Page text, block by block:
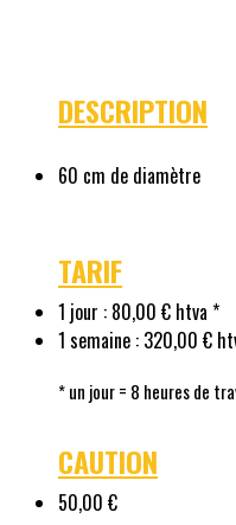
DESCRIPTION
60 cm de diamètre
TARIF
1 jour : 80,00 € htva *
1 semaine : 320,00 €
* un jour = 8 heures de
CAUTION
50,00 €